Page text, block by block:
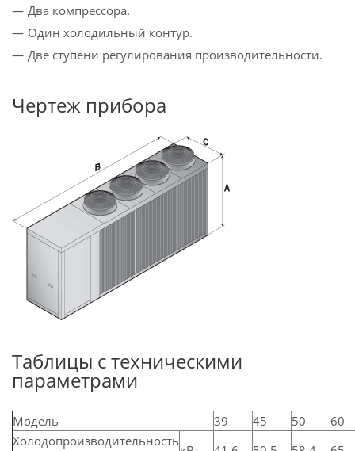
Два компрессора.
Один холодильный контур.
Две ступени регулирования производительности.
Чертеж прибора
Таблицы с техническими
параметрами
Модель 39 45 50
60
Холодопроизводительность